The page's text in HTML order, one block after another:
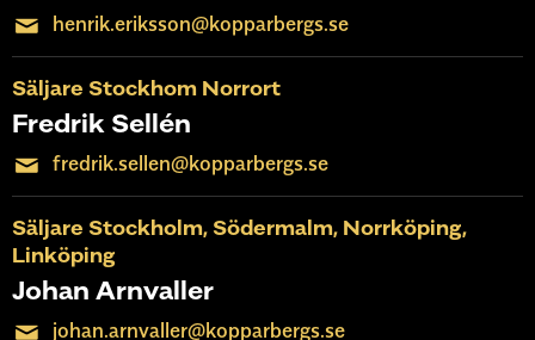
henrik.eriksson@kopparbergs.se
Säljare Stockhom Norrort
Fredrik Sellén
fredrik.sellen@kopparbergs.se
Säljare Stockholm, Södermalm, Norrköping,
Linköping
Johan Arnvaller
johan.arnvaller@kopparbergs.se